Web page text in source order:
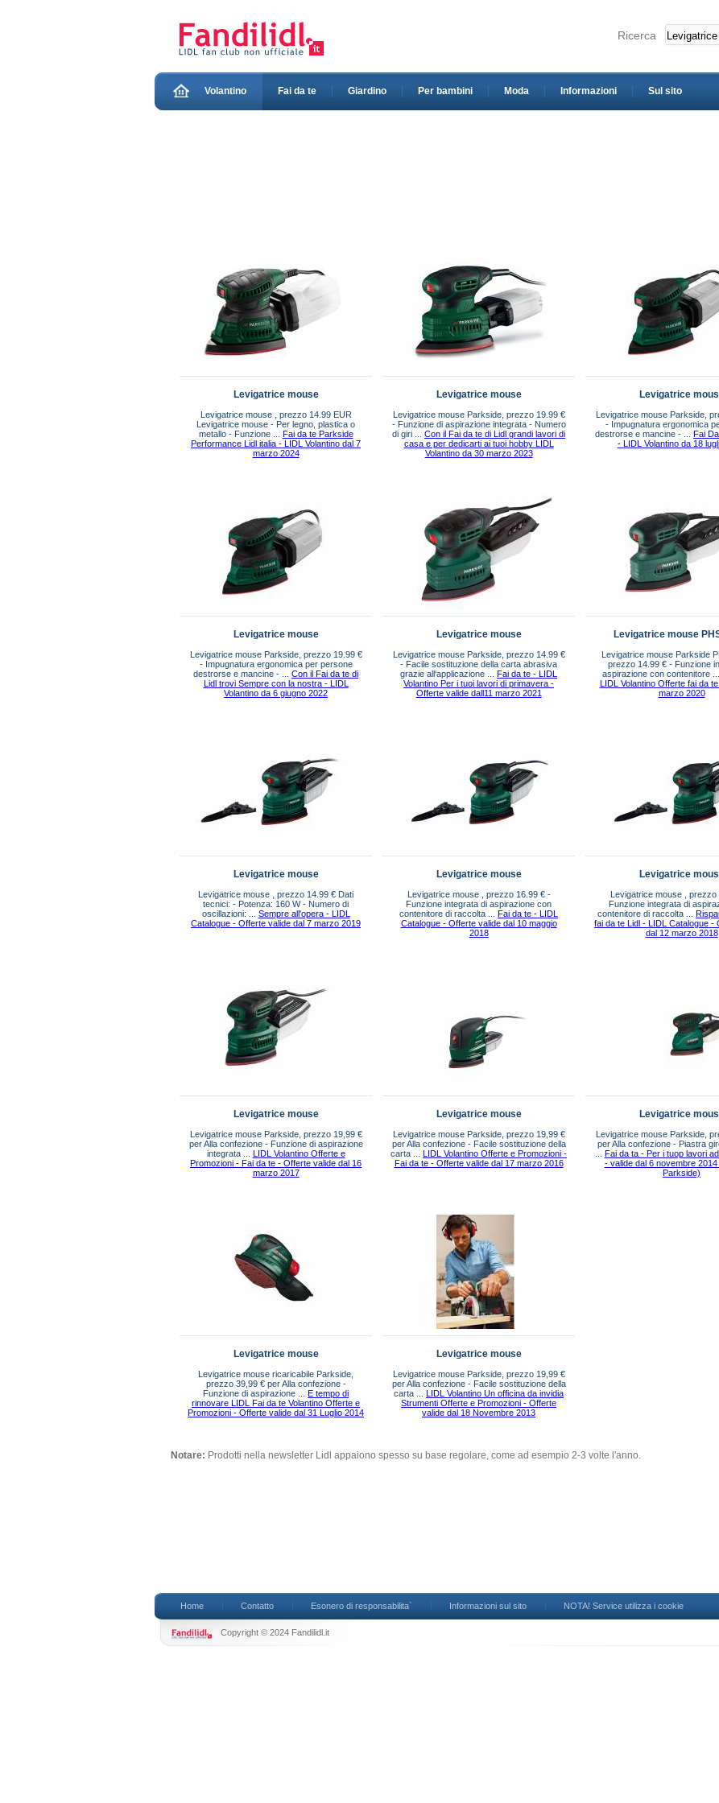
Ricerca
Volantino Fai da te Giardino Per bambini Moda Informazioni Sul sito
Levigatrice mouse
Levigatrice mouse , prezzo 14.99 EUR
Levigatrice mouse - Per legno, plastica o
metallo - Funzione ... Fai da te Parkside
Performance Lidl italia - LIDL Volantino dal 7
marzo 2024
Levigatrice mouse
Levigatrice mouse Parkside, prezzo 19.99 €
- Funzione di aspirazione integrata - Numero
di giri ...Con il Fai da te di Lidl grandi lavori di
casa e per dedicarti ai tuoi hobby LIDL
Volantino da 30 marzo 2023
Levigatrice
Levigatrice mouse Parkside,
- Impugnatura ergonomica
destrorse e mancine - ...Fai
- LIDL Volantino da 18
Levigatrice mouse
Levigatrice mouse Parkside, prezzo 19.99 €
- Impugnatura ergonomica per persone
destrorse e mancine - ...Con il Fai da te di
Lidl trovi Sempre con la nostra - LIDL
Volantino da 6 giugno 2022
Levigatrice mouse
Levigatrice mouse Parkside, prezzo 14.99 €
- Facile sostituzione della carta abrasiva
grazie all‘applicazione ...Fai da te - LIDL
Volantino Per i tuoi lavori di primavera -
Offerte valide dall11 marzo 2021
Levigatrice mouse
Levigatrice mouse Parkside
prezzo 14.99 € - Funzione
aspirazione con contenitore ...
LIDL Volantino Offerte fai da
marzo 2020
Levigatrice mouse
Levigatrice mouse , prezzo 14.99 € Dati
tecnici: - Potenza: 160 W - Numero di
oscillazioni: ... Sempre all'opera - LIDL
Catalogue - Offerte valide dal 7 marzo 2019
Levigatrice mouse
Levigatrice mouse , prezzo 16.99 € -
Funzione integrata di aspirazione con
contenitore di raccolta ...Fai da te - LIDL
Catalogue - Offerte valide dal 10 maggio
2018
Levigatrice
Levigatrice mouse , prezzo
Funzione integrata di
contenitore di raccolta ...
fai da te Lidl - LIDL Catalogue -
dal 12 marzo 2018
Levigatrice mouse
Levigatrice mouse Parkside, prezzo 19,99 €
per Alla confezione - Funzione di aspirazione
integrata ... LIDL Volantino Offerte e
Promozioni - Fai da te - Offerte valide dal 16
marzo 2017
Levigatrice mouse
Levigatrice mouse Parkside, prezzo 19,99 €
per Alla confezione - Facile sostituzione della
carta ...LIDL Volantino Offerte e Promozioni -
Fai da te - Offerte valide dal 17 marzo 2016
Levigatrice
Levigatrice mouse Parkside,
per Alla confezione - Piastra
Fai da ta - Per i tuop lavori
- valide dal 6 novembre 2014
Parkside)
Levigatrice mouse
Levigatrice mouse ricaricabile Parkside,
prezzo 39,99 € per Alla confezione -
Funzione di aspirazione ...E tempo di
rinnovare LIDL Fai da te Volantino Offerte e
Promozioni - Offerte valide dal 31 Luglio 2014
Levigatrice mouse
Levigatrice mouse Parkside, prezzo 19,99 €
per Alla confezione - Facile sostituzione della
carta ...LIDL Volantino Un officina da invidia
Strumenti Offerte e Promozioni - Offerte
valide dal 18 Novembre 2013
Notare: Prodotti nella newsletter Lidl appaiono spesso su base regolare, come ad esempio 2-3 volte l'anno.
Home Contatto Esonero di responsabilita` Informazioni sul sito NOTA! Service utilizza i cookie
Copyright © 2024 Fandilidl.it